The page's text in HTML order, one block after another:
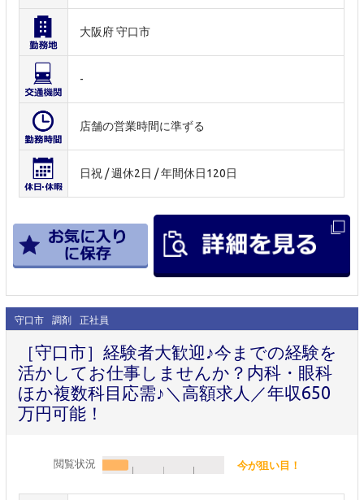
大阪府 守口市
-
店舗の営業時間に準ずる
日祝 / 週休2日 / 年間休日120日
守口市 調剤 正社員
［守口市］経験者大歓迎♪今までの経験を
活かしてお仕事しませんか？内科・眼科
ほか複数科目応需♪＼高額求人／年収650
万円可能！
閲覧状況 今が狙い目！